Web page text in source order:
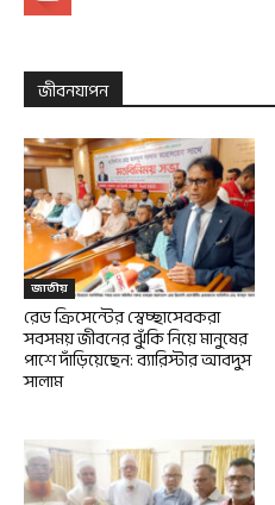
জীবনযাপন
জাতীয়
রেড ক্রিসেন্টের স্বেচ্ছাসেবকরা
সবসময় জীবনের ঝুঁকি নিয়ে মানুষের
পাশে দাঁড়িয়েছেন: ব্যারিস্টার আবদুস
সালাম